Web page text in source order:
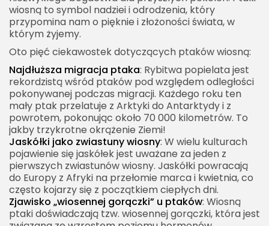
wiosną to symbol nadziei i odrodzenia, który
przypomina nam o pięknie i złożoności świata, w
którym żyjemy.
Oto pięć ciekawostek dotyczących ptaków wiosną:
Najdłuższa migracja ptaka: Rybitwa popielata jest
rekordzistą wśród ptaków pod względem odległości
pokonywanej podczas migracji. Każdego roku ten
mały ptak przelatuje z Arktyki do Antarktydy i z
powrotem, pokonując około 70 000 kilometrów. To
jakby trzykrotne okrążenie Ziemi!
Jaskółki jako zwiastuny wiosny: W wielu kulturach
pojawienie się jaskółek jest uważane za jeden z
pierwszych zwiastunów wiosny. Jaskółki powracają
do Europy z Afryki na przełomie marca i kwietnia, co
często kojarzy się z początkiem ciepłych dni.
Zjawisko „wiosennej gorączki” u ptaków: Wiosną
ptaki doświadczają tzw. wiosennej gorączki, która jest